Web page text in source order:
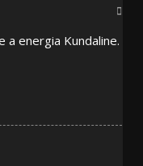
a energia Kundaline.